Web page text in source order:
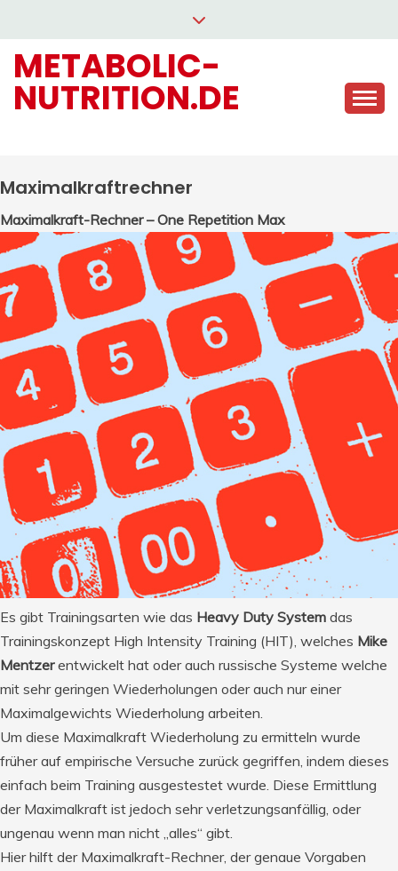
content
METABOLIC-
NUTRITION.DE
Maximalkraftrechner
Maximalkraft-Rechner – One Repetition Max
Es gibt Trainingsarten wie das Heavy Duty System das
Trainingskonzept High Intensity Training (HIT), welches Mike
Mentzer entwickelt hat oder auch russische Systeme welche
mit sehr geringen Wiederholungen oder auch nur einer
Maximalgewichts Wiederholung arbeiten.
Um diese Maximalkraft Wiederholung zu ermitteln wurde
früher auf empirische Versuche zurück gegriffen, indem dieses
einfach beim Training ausgestestet wurde. Diese Ermittlung
der Maximalkraft ist jedoch sehr verletzungsanfällig, oder
ungenau wenn man nicht „alles“ gibt.
Hier hilft der Maximalkraft-Rechner, der genaue Vorgaben